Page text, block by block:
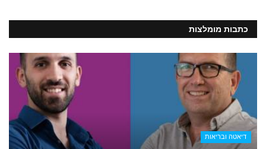
כתבות מומלצות
דיאטה ובריאות